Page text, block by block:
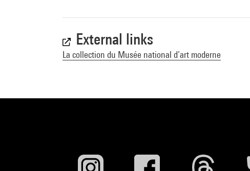
External links
La collection du Musée national d’art moderne